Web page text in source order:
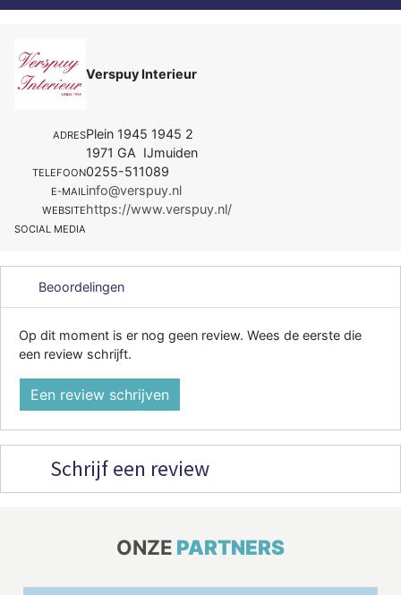
Verspuy Interieur
ADRESPlein 1945 1945 2
1971 GA IJmuiden
TELEFOON0255-511089
E-MAILinfo@verspuy.nl
WEBSITEhttps://www.verspuy.nl/
SOCIAL MEDIA
Beoordelingen
Op dit moment is er nog geen review. Wees de eerste die
een review schrijft.
Een review schrijven
Schrijf een review
ONZE PARTNERS